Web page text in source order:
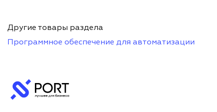
Другие товары раздела
Программное обеспечение для автоматизации